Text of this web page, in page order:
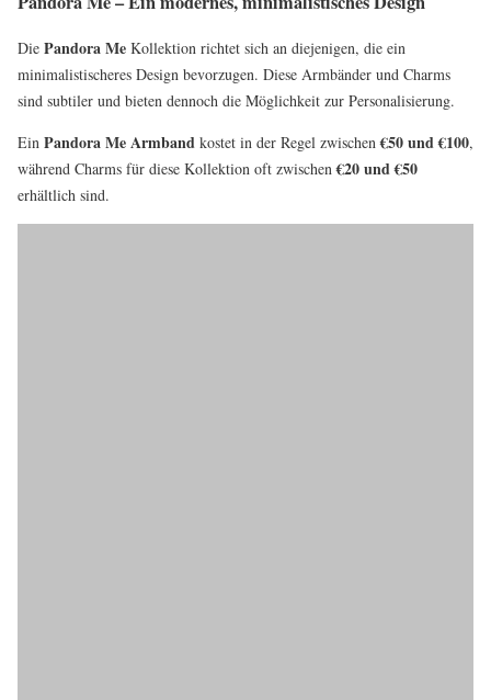
Die Pandora Me Kollektion richtet sich an diejenigen, die ein
minimalistischeres Design bevorzugen. Diese Armbänder und Charms
sind subtiler und bieten dennoch die Möglichkeit zur Personalisierung.
Ein Pandora Me Armband kostet in der Regel zwischen€50 und €100,
während Charms für diese Kollektion oft zwischen€20 und €50
erhältlich sind.